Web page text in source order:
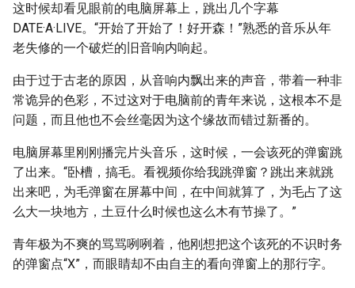
这时候却看见眼前的电脑屏幕上，跳出几个字幕
DATE·A·LIVE。“开始了开始了！好开森！”熟悉的音乐从年
老失修的一个破烂的旧音响内响起。
由于过于古老的原因，从音响内飘出来的声音，带着一种非
常诡异的色彩，不过这对于电脑前的青年来说，这根本不是
问题，而且他也不会丝毫因为这个缘故而错过新番的。
电脑屏幕里刚刚播完片头音乐，这时候，一会该死的弹窗跳
了出来。“卧槽，搞毛。看视频你给我跳弹窗？跳出来就跳
出来吧，为毛弹窗在屏幕中间，在中间就算了，为毛占了这
么大一块地方，土豆什么时候也这么木有节操了。”
青年极为不爽的骂骂咧咧着，他刚想把这个该死的不识时务
的弹窗点“X”，而眼睛却不由自主的看向弹窗上的那行字。